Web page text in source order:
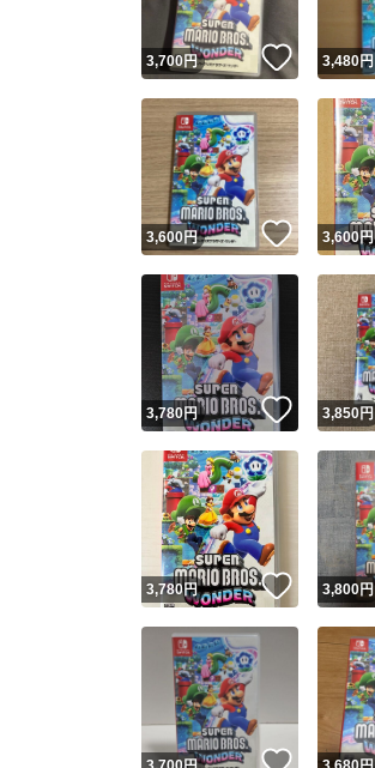
3,700円 いいね！
3,480円
3,600円 いいね！
3,600円
3,780円 いいね！
3,850円
3,780円 いいね！
3,800円
いいね！